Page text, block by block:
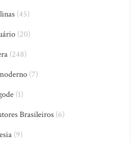
(45)
(20)
(248)
(7)
(1)
Brasileiros(6)
(9)